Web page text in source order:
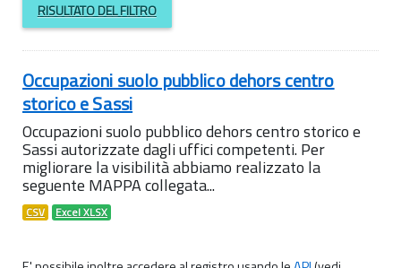
RISULTATO DEL FILTRO
Occupazioni suolo pubblico dehors centro
storico e Sassi
Occupazioni suolo pubblico dehors centro storico e
Sassi autorizzate dagli uffici competenti. Per
migliorare la visibilità abbiamo realizzato la
seguente MAPPA collegata...
CSV Excel XLSX